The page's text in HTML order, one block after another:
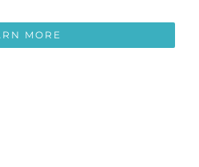
MORE